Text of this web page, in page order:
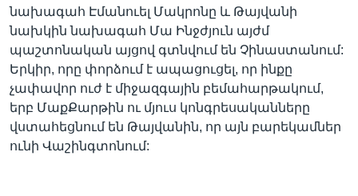
նախագահ Էմանուել Մակրոնը և Թայվանի
նախկին նախագահ Մա Ինջժյուն այժմ
պաշտոնական այցով գտնվում են Չինաստանում:
Երկիր, որը փորձում է ապացուցել, որ ինքը
չափավոր ուժ է միջազգային բեմահարթակում,
երբ ՄաքՔարթին ու մյուս կոնգրեսականները
վստահեցնում են Թայվանին, որ այն բարեկամներ
ունի Վաշինգտոնում: